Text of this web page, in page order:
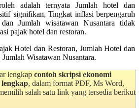
adalah ternyata Jumlah hotel dan
signifikan, Tingkat inflasi berpengaruh
Jumlah wisatawan Nusantara tidak
pajak hotel dan restoran.
Hotel dan Restoran, Jumlah Hotel dan
Wisatawan Nusantara.
lengkap contoh skripsi ekonomi
lengkap, dalam format PDF, Ms Word,
salah satu link yang tersedia berikut